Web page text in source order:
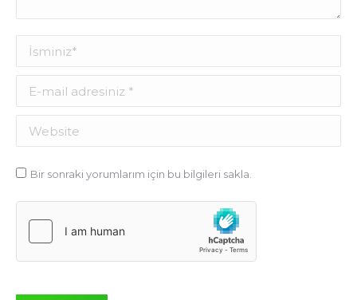
İsminiz *
E-mail adresiniz *
Website
Bir sonraki yorumlarım için bu bilgileri sakla.